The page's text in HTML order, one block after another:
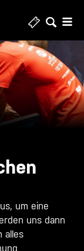
um eine
uns dann
alles